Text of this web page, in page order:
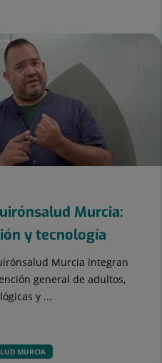
Murcia:
y tecnología
Murcia integran
general de adultos,
y ...
MURCIA